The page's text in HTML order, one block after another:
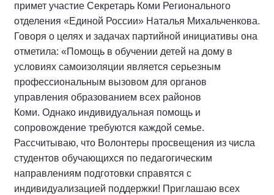
примет участие Секретарь Коми Регионального
отделения «Единой России» Наталья Михальченкова.
Говоря о целях и задачах партийной инициативы она
отметила: «Помощь в обучении детей на дому в
условиях самоизоляции является серьезным
профессиональным вызовом для органов
управления образованием всех районов
Коми. Однако индивидуальная помощь и
сопровождение требуются каждой семье.
Рассчитываю, что Волонтеры просвещения из числа
студентов обучающихся по педагогическим
направлениям подготовки справятся с
индивидуализацией поддержки! Приглашаю всех